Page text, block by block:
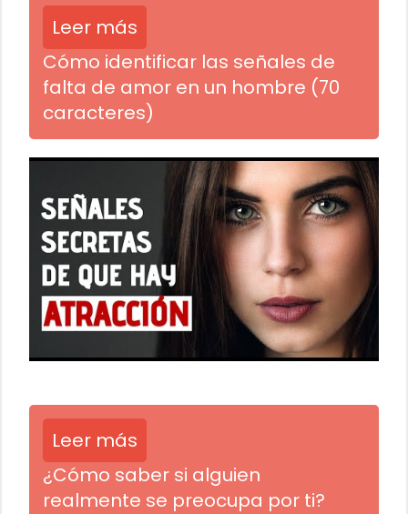
Leer más
Cómo identificar las señales de
falta de amor en un hombre (70
caracteres)
Leer más
¿Cómo saber si alguien
realmente se preocupa por ti?